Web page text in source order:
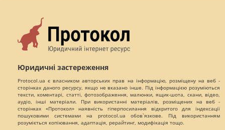
Юридичні застереження
Protocol.ua є власником авторських прав на інформацію, розміщену на веб -
сторінках даного ресурсу, якщо не вказано інше. Під інформацією розуміються
тексти, коментарі, статті, фотозображення, малюнки, ящик-шота, скани, відео,
аудіо, інші матеріали. При використанні матеріалів, розміщених на веб -
сторінках «Протокол» наявність гіперпосилання відкритого для індексації
пошуковими системами на protocol.ua обов`язкове. Під використанням
розуміється копіювання, адаптація, рерайтинг, модифікація тощо.